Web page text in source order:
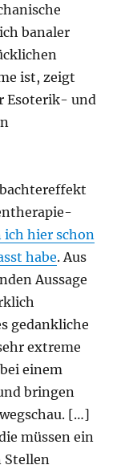
banaler
ist, zeigt
Esoterik- und
ich hier schon
habe. Aus
Aussage
gedankliche
extreme
einem
bringen
[…]
müssen ein
Stellen